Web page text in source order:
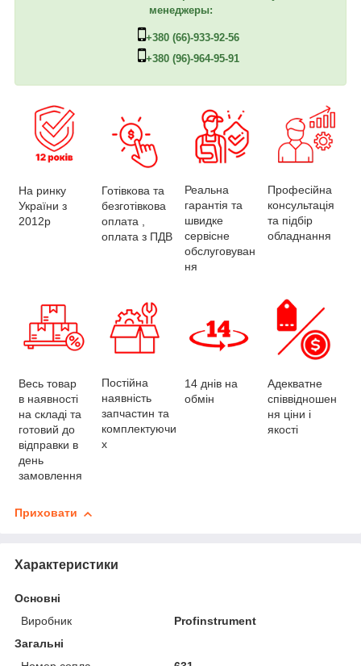
менеджеры:
+380 (66)-933-92-56
+380 (96)-964-95-91
На ринку
України з
2012р
Готівкова та
безготівкова
оплата ,
оплата з ПДВ
Реальна
гарантія та
швидке
сервісне
обслуговуван
ня
Професійна
консультація
та підбір
обладнання
Весь товар
в наявності
на складі та
готовий до
відправки в
день
замовлення
Постійна
наявність
запчастин та
комплектуючи
х
14 днів на
обмін
Адекватне
співвідношен
ня ціни і
якості
Приховати
Характеристики
Основні
Виробник
Profinstrument
Загальні